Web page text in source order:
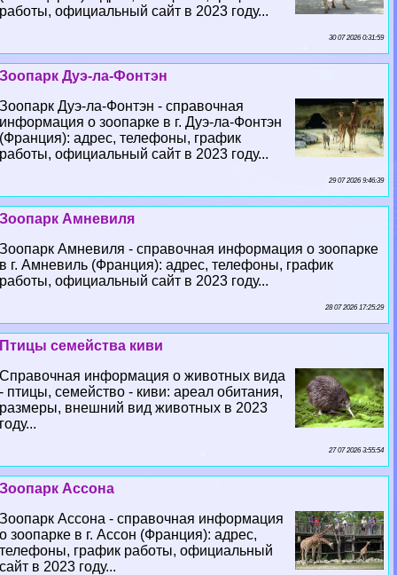
работы, официальный сайт в 2023 году...
30 07 2026 0:31:59
Зоопарк Дуэ-ла-Фонтэн
Зоопарк Дуэ-ла-Фонтэн - справочная
информация о зоопарке в г. Дуэ-ла-Фонтэн
(Франция): адрес, телефоны, график
работы, официальный сайт в 2023 году...
29 07 2026 9:46:39
Зоопарк Амневиля
Зоопарк Амневиля - справочная информация о зоопарке
в г. Амневиль (Франция): адрес, телефоны, график
работы, официальный сайт в 2023 году...
28 07 2026 17:25:29
Птицы семейства киви
Справочная информация о животных вида
- птицы, семейство - киви: ареал обитания,
размеры, внешний вид животных в 2023
году...
27 07 2026 3:55:54
Зоопарк Ассона
Зоопарк Ассона - справочная информация
о зоопарке в г. Ассон (Франция): адрес,
телефоны, график работы, официальный
сайт в 2023 году...